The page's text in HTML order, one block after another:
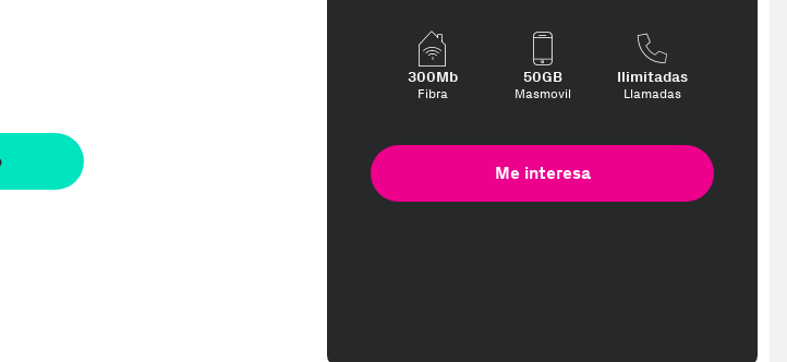
300Mb
Fibra
50GB
Masmovil
Ilimitadas
Llamadas
Me interesa